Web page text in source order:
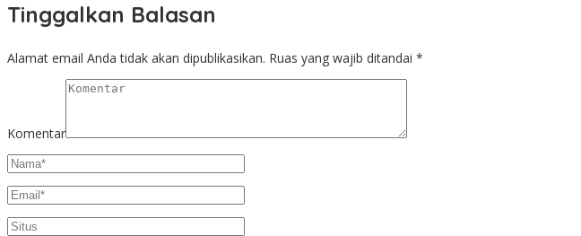
Tinggalkan Balasan
Alamat email Anda tidak akan dipublikasikan. Ruas yang wajib ditandai *
Komentar